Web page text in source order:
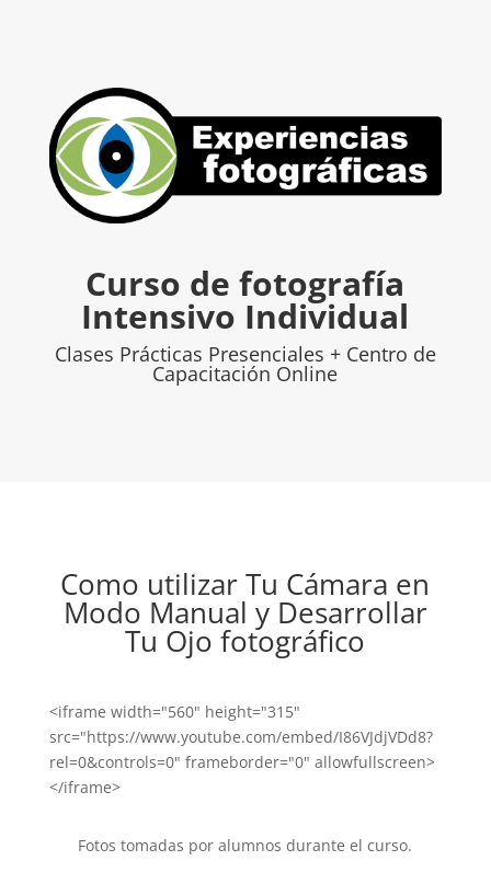
Curso de fotografía
Intensivo Individual
Clases Prácticas Presenciales + Centro de
Capacitación Online
Como utilizar Tu Cámara en
Modo Manual y Desarrollar
Tu Ojo fotográfico
<iframe width="560" height="315"
src="https://www.youtube.com/embed/I86VJdjVDd8?
rel=0&controls=0" frameborder="0" allowfullscreen>
</iframe>
Fotos tomadas por alumnos durante el curso.